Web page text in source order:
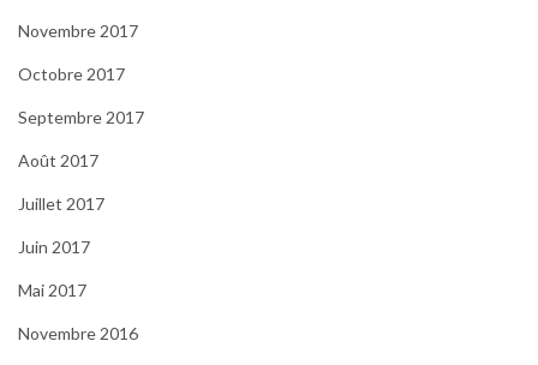
Novembre 2017
Octobre 2017
Septembre 2017
Août 2017
Juillet 2017
Juin 2017
Mai 2017
Novembre 2016